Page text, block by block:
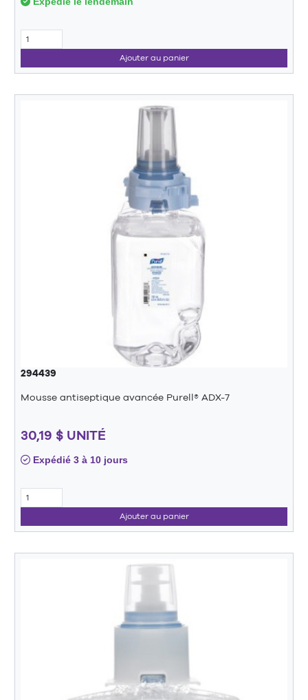
Ajouter au panier
294439
Mousse antiseptique avancée Purell® ADX-7
30,19 $ UNITÉ
Expédié 3 à 10 jours
Ajouter au panier